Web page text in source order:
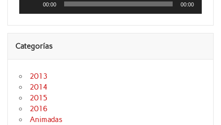
audio
00:00 00:00
Categorías
2013
2014
2015
2016
Animadas